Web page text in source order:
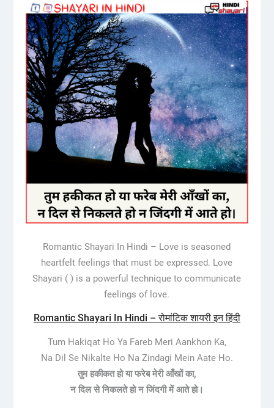
Romantic Shayari In Hindi – Love is seasoned
heartfelt feelings that must be expressed. Love
Shayari ( ) is a powerful technique to communicate
feelings of love.
Romantic Shayari In Hindi – रोमांटिक शायरी इन हिंदी
Tum Hakiqat Ho Ya Fareb Meri Aankhon Ka,
Na Dil Se Nikalte Ho Na Zindagi Mein Aate Ho.
तुम हकीकत हो या फरेब मेरी आँखों का,
न दिल से निकलते हो न जिंदगी में आते हो।